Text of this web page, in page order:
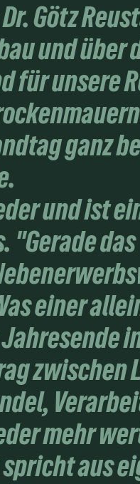
Götz
und über
unsere
ganz
und ist
"Gerade das
einer
mehr
aus